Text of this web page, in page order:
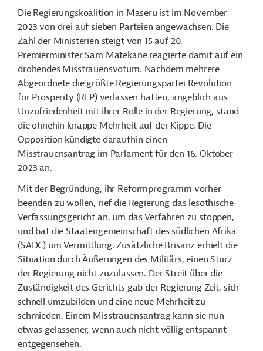
Die Regierungskoalition in Maseru ist im November
2023 von drei auf sieben Parteien angewachsen. Die
Zahl der Ministerien steigt von 15 auf 20.
Premierminister Sam Matekane reagierte damit auf ein
drohendes Misstrauensvotum. Nachdem mehrere
Abgeordnete die größte Regierungspartei Revolution
for Prosperity (RFP) verlassen hatten, angeblich aus
Unzufriedenheit mit ihrer Rolle in der Regierung, stand
die ohnehin knappe Mehrheit auf der Kippe. Die
Opposition kündigte daraufhin einen
Misstrauensantrag im Parlament für den 16. Oktober
2023 an.
Mit der Begründung, ihr Reformprogramm vorher
beenden zu wollen, rief die Regierung das lesothische
Verfassungsgericht an, um das Verfahren zu stoppen,
und bat die Staatengemeinschaft des südlichen Afrika
(SADC) um Vermittlung. Zusätzliche Brisanz erhielt die
Situation durch Äußerungen des Militärs, einen Sturz
der Regierung nicht zuzulassen. Der Streit über die
Zuständigkeit des Gerichts gab der Regierung Zeit, sich
schnell umzubilden und eine neue Mehrheit zu
schmieden. Einem Misstrauensantrag kann sie nun
etwas gelassener, wenn auch nicht völlig entspannt
entgegensehen.